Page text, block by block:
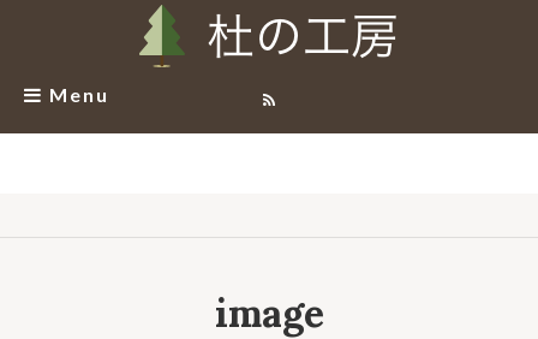
Menu
image